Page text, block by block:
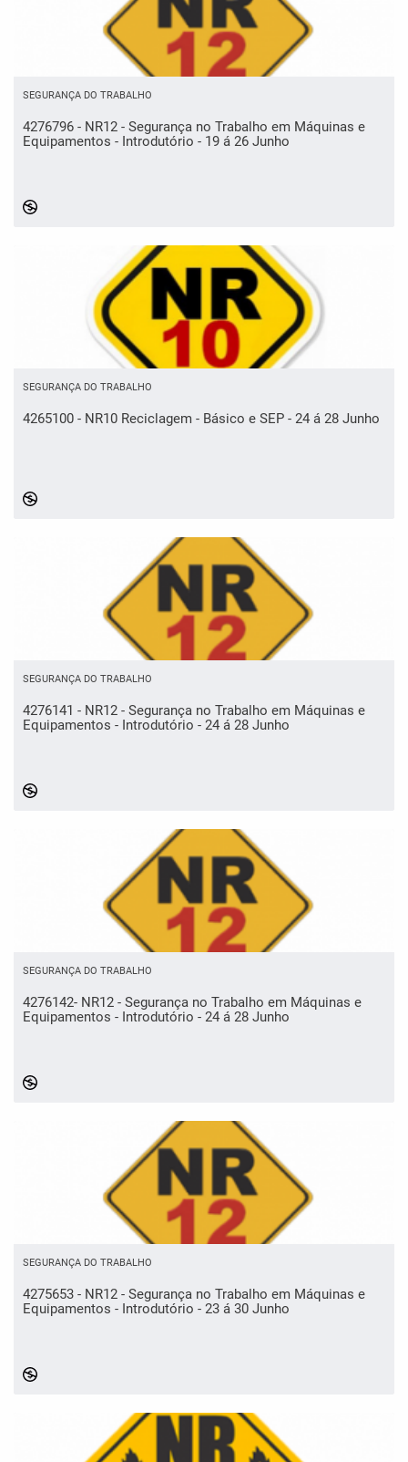
SEGURANÇA DO TRABALHO
4276796 - NR12 - Segurança no Trabalho em Máquinas e
Equipamentos - Introdutório - 19 á 26 Junho
SEGURANÇA DO TRABALHO
4265100 - NR10 Reciclagem - Básico e SEP - 24 á 28 Junho
SEGURANÇA DO TRABALHO
4276141 - NR12 - Segurança no Trabalho em Máquinas e
Equipamentos - Introdutório - 24 á 28 Junho
SEGURANÇA DO TRABALHO
4276142- NR12 - Segurança no Trabalho em Máquinas e
Equipamentos - Introdutório - 24 á 28 Junho
SEGURANÇA DO TRABALHO
4275653 - NR12 - Segurança no Trabalho em Máquinas e
Equipamentos - Introdutório - 23 á 30 Junho